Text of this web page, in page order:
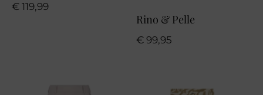
€ 119,99
Rino & Pelle
€ 99,95